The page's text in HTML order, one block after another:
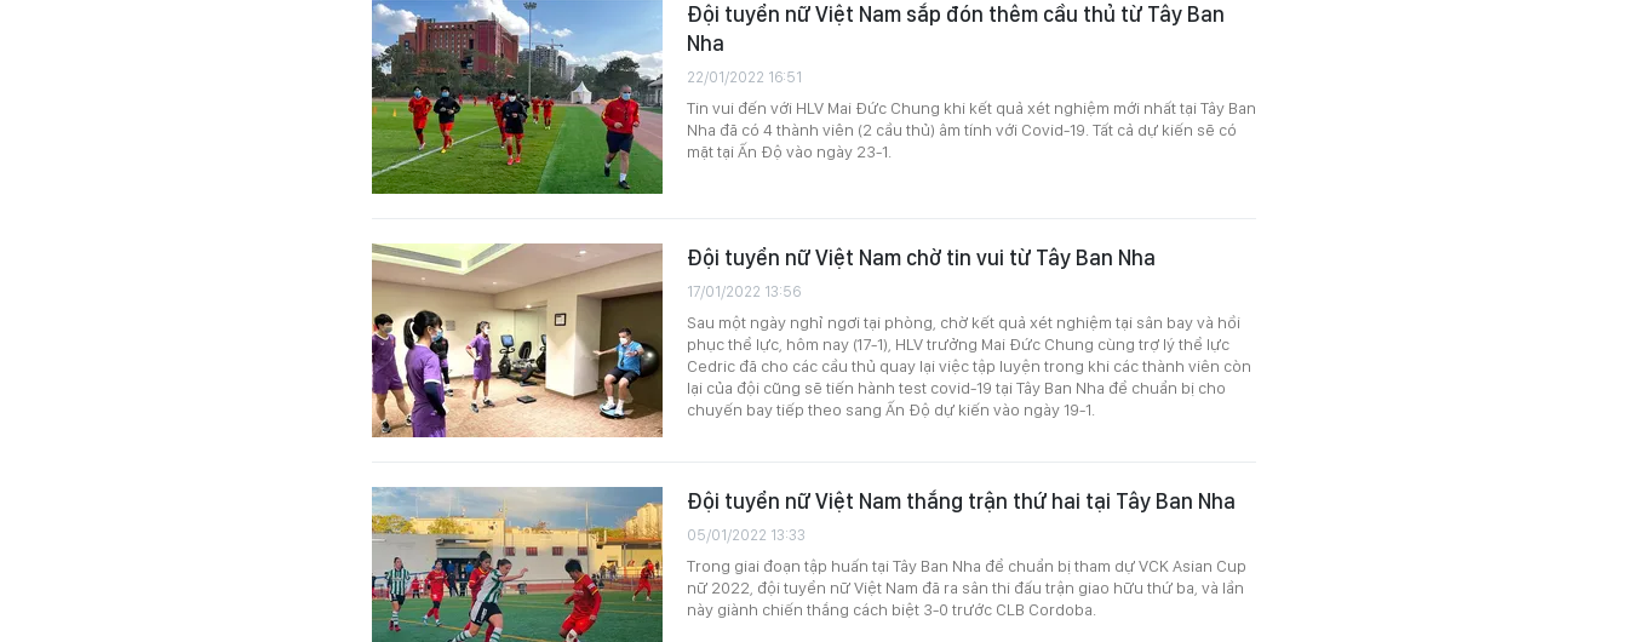
Đội tuyển nữ Việt Nam sắp đón thêm cầu thủ từ Tây Ban
Nha
22/01/2022 16:51
Tin vui đến với HLV Mai Đức Chung khi kết quả xét nghiệm mới nhất tại Tây Ban
Nha đã có 4 thành viên (2 cầu thủ) âm tính với Covid-19. Tất cả dự kiến sẽ có
mặt tại Ấn Độ vào ngày 23-1.
Đội tuyển nữ Việt Nam chờ tin vui từ Tây Ban Nha
17/01/2022 13:56
Sau một ngày nghỉ ngơi tại phòng, chờ kết quả xét nghiệm tại sân bay và hồi
phục thể lực, hôm nay (17-1), HLV trưởng Mai Đức Chung cùng trợ lý thể lực
Cedric đã cho các cầu thủ quay lại việc tập luyện trong khi các thành viên còn
lại của đội cũng sẽ tiến hành test covid-19 tại Tây Ban Nha để chuẩn bị cho
chuyến bay tiếp theo sang Ấn Độ dự kiến vào ngày 19-1.
Đội tuyển nữ Việt Nam thắng trận thứ hai tại Tây Ban Nha
05/01/2022 13:33
Trong giai đoạn tập huấn tại Tây Ban Nha để chuẩn bị tham dự VCK Asian Cup
nữ 2022, đội tuyển nữ Việt Nam đã ra sân thi đấu trận giao hữu thứ ba, và lần
này giành chiến thắng cách biệt 3-0 trước CLB Cordoba.